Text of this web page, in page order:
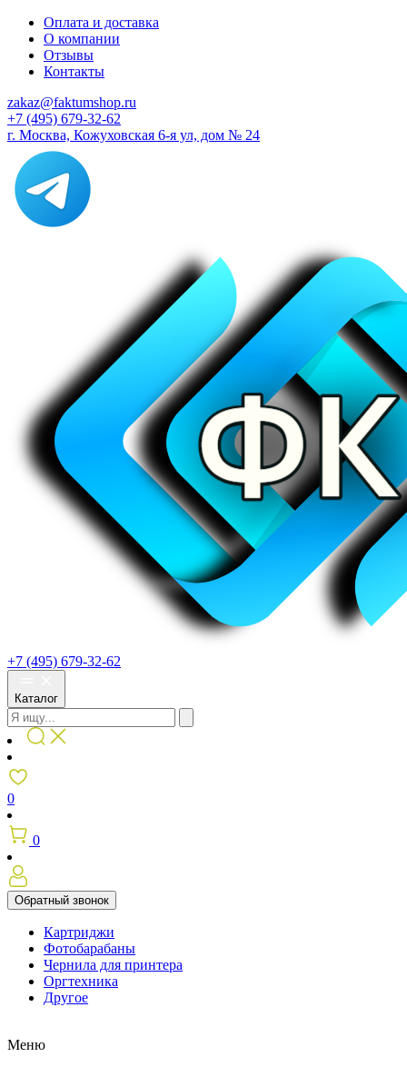
Оплата и доставка
О компании
Отзывы
Контакты
zakaz@faktumshop.ru
+7 (495) 679-32-62
г. Москва, Кожуховская 6-я ул, дом № 24
+7 (495) 679-32-62
Каталог
0
0
Обратный звонок
Картриджи
Фотобарабаны
Чернила для принтера
Оргтехника
Другое
Меню